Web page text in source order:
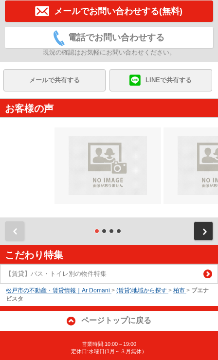
メールでお問い合わせする(無料)
電話でお問い合わせする
現況の確認はお気軽にお問い合わせください。
メールで共有する LINEで共有する
お客様の声
こだわり特集
【賃貸】バス・トイレ別の物件特集
松戸市の不動産・賃貸情報｜Ar Domani > (賃貸)地域から探す > 柏市 > ブエナ
ビスタ
ページトップに戻る
営業時間:10:00～19:00
定休日:水曜日(1月～３月無休）